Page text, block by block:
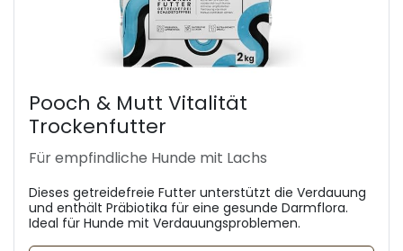
Pooch & Mutt Vitalität
Trockenfutter
Für empfindliche Hunde mit Lachs
Dieses getreidefreie Futter unterstützt die Verdauung
und enthält Präbiotika für eine gesunde Darmflora.
Ideal für Hunde mit Verdauungsproblemen.